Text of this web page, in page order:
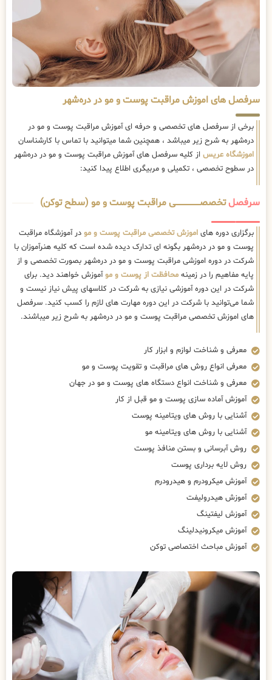
سرفصل های اموزش مراقبت پوست و مو در دره‌شهر
برخی از سرفصل های تخصصی و حرفه ای آموزش مراقبت پوست و مو در
دره‌شهر به شرح زیر میباشد ، همچنین شما میتوانید با تماس با کارشناسان
اموزشگاه عریس از کلیه سرفصل های آموزش مراقبت پوست و مو در دره‌شهر
در سطوح تخصصی ، تکمیلی و مربیگری اطلاع پیدا کنید:
سرفصلتخصصــــــــــــــــــــی مراقبت پوست و مو (سطح توکن)
برگزاری دوره های اموزش تخصصی مراقبت پوست و مو در آموزشگاه مراقبت
پوست و مو در دره‌شهر بگونه ای تدارک دیده شده است که کلیه هنرآموزان با
شرکت در دوره اموزشی مراقبت پوست و مو در دره‌شهر بصورت تخصصی و از
پایه مفاهیم را در زمینه محافظت از پوست و موآموزش خواهند دید. برای
شرکت در این دوره آموزشی نیازی به شرکت در کلاسهای پیش نیاز نیست و
شما می‌توانید با شرکت در این دوره مهارت های لازم را کسب کنید. سرفصل
های اموزش تخصصی مراقبت پوست و مو در دره‌شهر به شرح زیر میباشند.
معرفی و شناخت لوازم و ابزار کار
معرفی انواع روش های مراقبت و تقویت پوست و مو
معرفی و شناخت انواع دستگاه های پوست و مو در جهان
آموزش آماده سازی پوست و مو قبل از کار
آشنایی با روش های ویتامینه پوست
آشنایی با روش های ویتامینه مو
روش آبرسانی و بستن منافذ پوست
روش لایه برداری پوست
آموزش میکرودرم و هیدرودرم
آموزش هیدرولیفت
آموزش لیفتینگ
آموزش میکرونیدلینگ
آموزش مباحث اختصاصی توکن